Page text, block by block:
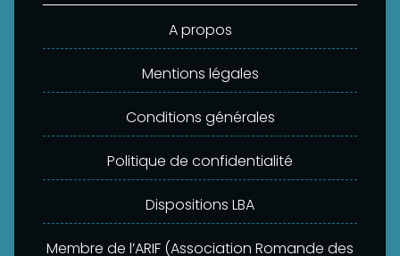
A propos
Mentions légales
Conditions générales
Politique de confidentialité
Dispositions LBA
Membre de l’ARIF (Association Romande des